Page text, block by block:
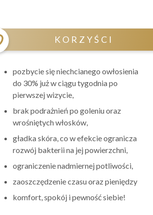
KORZYŚCI
pozbycie się niechcianego owłosienia
do 30% już w ciągu tygodnia po
pierwszej wizycie,
brak podrażnień po goleniu oraz
wrośniętych włosków,
gładka skóra, co w efekcie ogranicza
rozwój bakterii na jej powierzchni,
ograniczenie nadmiernej potliwości,
zaoszczędzenie czasu oraz pieniędzy
komfort, spokój i pewność siebie!